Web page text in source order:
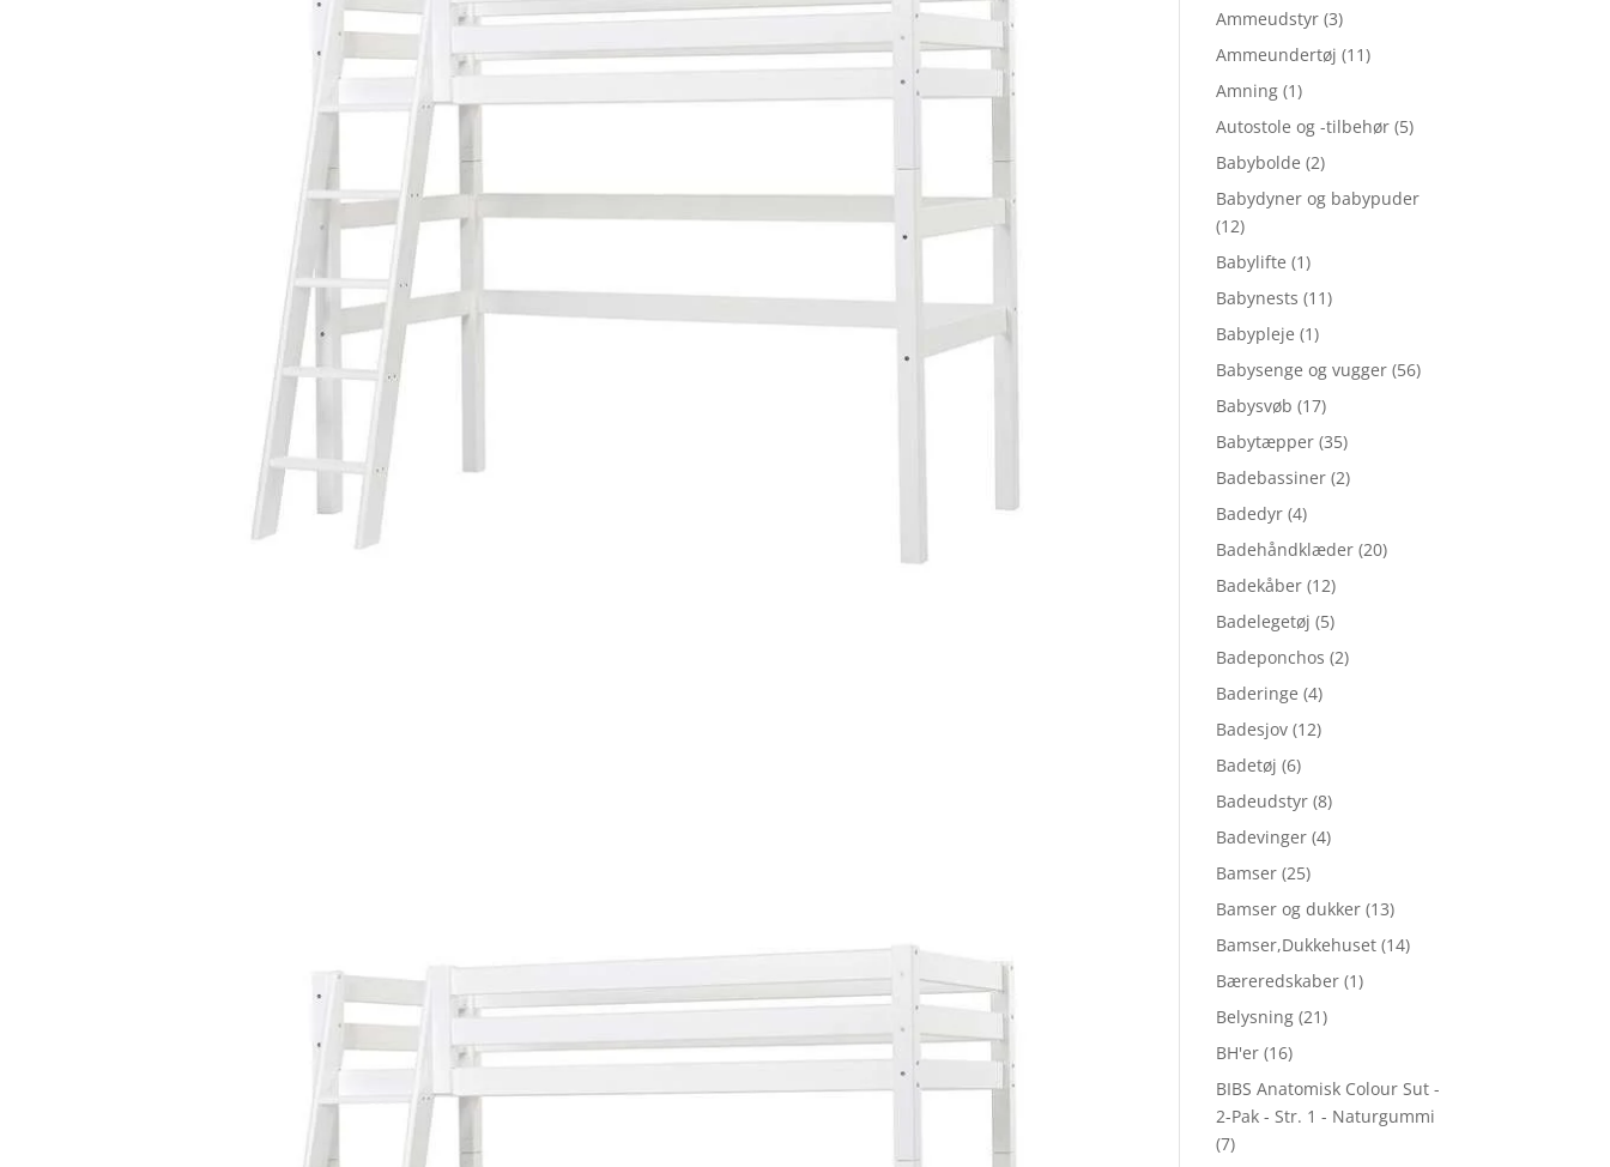
Ammeudstyr (3)
Ammeundertøj (11)
Amning (1)
Autostole og -tilbehør (5)
Babybolde (2)
Babydyner og babypuder
(12)
Babylifte (1)
Babynests (11)
Babypleje (1)
Babysenge og vugger (56)
Babysvøb (17)
Babytæpper (35)
Badebassiner (2)
Badedyr (4)
Badehåndklæder (20)
Badekåber (12)
Badelegetøj (5)
Badeponchos (2)
Baderinge (4)
Badesjov (12)
Badetøj (6)
Badeudstyr (8)
Badevinger (4)
Bamser (25)
Bamser og dukker (13)
Bamser,Dukkehuset (14)
Bæreredskaber (1)
Belysning (21)
BH'er (16)
BIBS Anatomisk Colour Sut -
2-Pak - Str. 1 - Naturgummi
(7)